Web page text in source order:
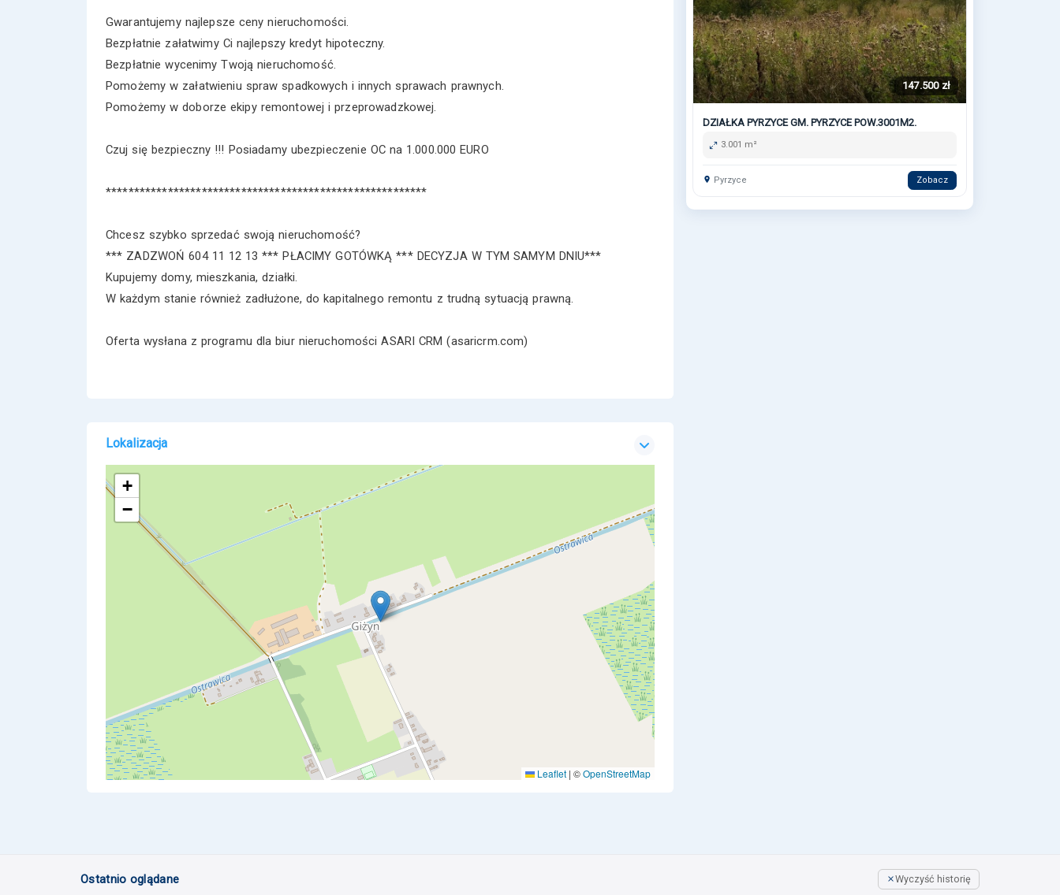
Gwarantujemy najlepsze ceny nieruchomości.
Bezpłatnie załatwimy Ci najlepszy kredyt hipoteczny.
Bezpłatnie wycenimy Twoją nieruchomość.
Pomożemy w załatwieniu spraw spadkowych i innych sprawach prawnych.
Pomożemy w doborze ekipy remontowej i przeprowadzkowej.
Czuj się bezpieczny !!! Posiadamy ubezpieczenie OC na 1.000.000 EURO
*********************************************************
Chcesz szybko sprzedać swoją nieruchomość?
*** ZADZWOŃ 604 11 12 13 *** PŁACIMY GOTÓWKĄ *** DECYZJA W TYM SAMYM DNIU***
Kupujemy domy, mieszkania, działki.
W każdym stanie również zadłużone, do kapitalnego remontu z trudną sytuacją prawną.
Oferta wysłana z programu dla biur nieruchomości ASARI CRM (asaricrm.com)
Lokalizacja
+
−
Leaflet | ©OpenStreetMap
147.500 zł
DZIAŁKA PYRZYCE GM. PYRZYCE POW.3001M2.
3.001 m²
Pyrzyce Zobacz
Ostatnio oglądane Wyczyść historię